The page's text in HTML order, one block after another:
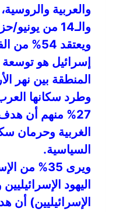
والـ14 من يونيو/حزيران الماضي.
ويعتقد
إسرائيل هو
المنطقة بين نهر
وطرد سكانها
27% منهم أن
الغربية وحرمان
السياسية.
الإسرائيليين) أن